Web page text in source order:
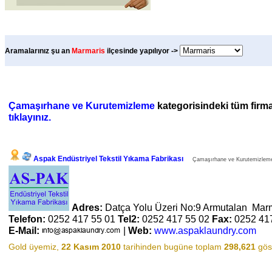
Aramalarınız şu an Marmaris ilçesinde yapılıyor ->
Çamaşırhane ve Kurutemizleme kategorisindeki tüm
tıklayınız.
Aspak Endüstriyel Tekstil Yıkama Fabrikası Çamaşırhane ve
Adres: Datça Yolu Üzeri No:9 Armutalan
Telefon: 0252 417 55 01 Tel2: 0252 417 55 02 Fax: 0252
E-Mail:
| Web: www.aspaklaundry.com
Gold üyemiz, 22 Kasım 2010 tarihinden bugüne toplam 298,621